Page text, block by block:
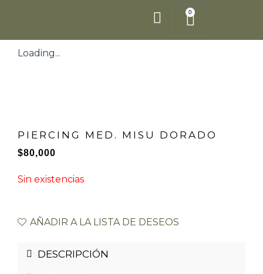
0
Cart
Loading...
PIERCING MED. MISU DORADO
$80,000
Sin existencias
AÑADIR A LA LISTA DE DESEOS
DESCRIPCIÓN